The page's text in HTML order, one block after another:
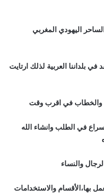
اليهودي المغربي
بلداننا العربية لذلك ارتايت
والخطاب في اقرب وقت
في الطلب وانشاء الله
والنساء
بها،الأقسام والاستخدامات